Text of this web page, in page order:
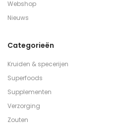
Webshop
Nieuws
Categorieën
Kruiden & specerijen
Superfoods
Supplementen
Verzorging
Zouten